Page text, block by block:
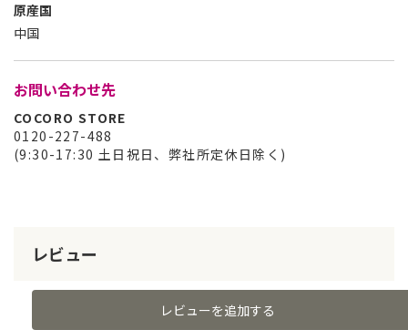
原産国
中国
お問い合わせ先
COCORO STORE
0120-227-488
(9:30-17:30 土日祝日、弊社所定休日除く)
レビュー
レビューを追加する